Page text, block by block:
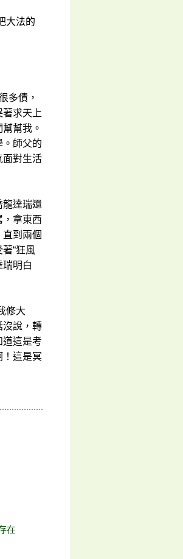
大法的
多債，
求天上
幫我。
。師父的
面對生活
龍達瑞還
，拿東西
到兩個
“狂風
明白
修大
沒說，轉
道這是考
！這是冥
在